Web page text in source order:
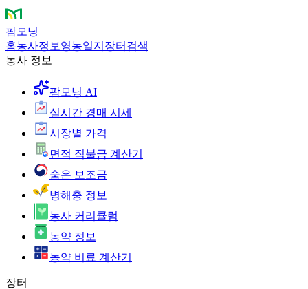
팜모닝
홈농사정보 영농일지 장터 검색
농사 정보
팜모닝 AI
실시간 경매 시세
시장별 가격
면적 직불금 계산기
숨은 보조금
병해충 정보
농사 커리큘럼
농약 정보
농약 비료 계산기
장터